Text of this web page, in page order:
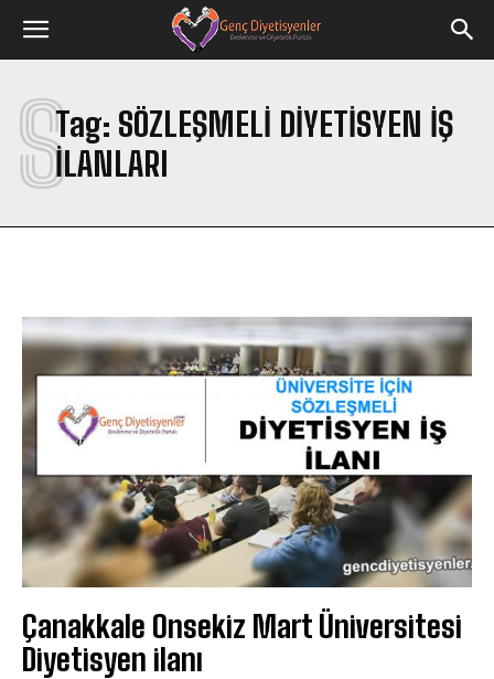
Tag: SÖZLEŞMELI DIYETISYEN IŞ
ILANLARI
S
Çanakkale Onsekiz Mart Üniversitesi
Diyetisyen ilanı